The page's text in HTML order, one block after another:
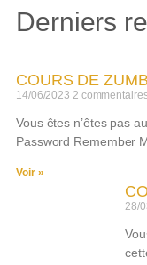
Derniers
COURS DE
14/06/2023 2
Vous êtes n’êtes pas
Password
Voir »
28/